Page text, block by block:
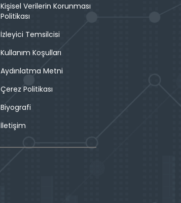
Kişisel Verilerin Korunması
Politikası
İzleyici Temsilcisi
Kullanım Koşulları
Aydınlatma Metni
Çerez Politikası
Biyografi
İletişim